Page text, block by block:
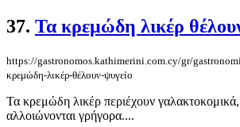
37. Τα κρεμώδη λικέρ
https://gastronomos.kathimerini.com.cy/gr/
κρεμώδη-λικέρ-θέλουν-ψυγείο
Τα κρεμώδη λικέρ περιέχουν γαλακτοκομικά,
αλλοιώνονται γρήγορα....